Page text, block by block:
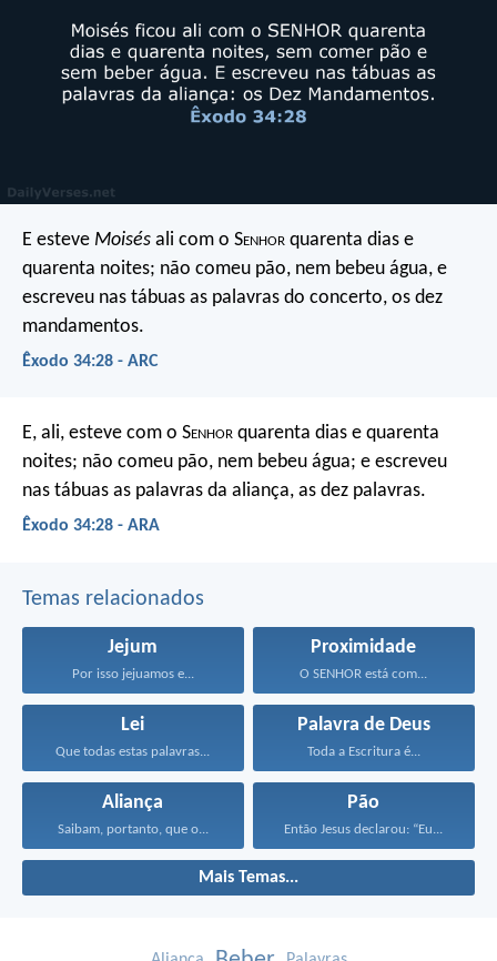
E esteve Moisés ali com o Senhor quarenta dias e
quarenta noites; não comeu pão, nem bebeu água, e
escreveu nas tábuas as palavras do concerto, os dez
mandamentos.
Êxodo 34:28 - ARC
E, ali, esteve com o Senhor quarenta dias e quarenta
noites; não comeu pão, nem bebeu água; e escreveu
nas tábuas as palavras da aliança, as dez palavras.
Êxodo 34:28 - ARA
Temas relacionados
Jejum
Por isso jejuamos e...
Proximidade
O SENHOR está com...
Lei
Que todas estas palavras...
Palavra de Deus
Toda a Escritura é...
Aliança
Saibam, portanto, que o...
Pão
Então Jesus declarou: “Eu...
Mais Temas...